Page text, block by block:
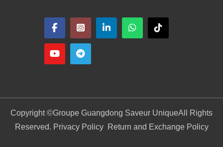
Copyright ©Groupe Guangdong Saveur UniqueAll Rights
Reserved. Privacy Policy
Return and Exchange Policy